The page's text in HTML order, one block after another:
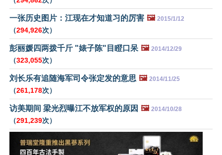
一张历史图片：江现在才知道习的厉害 🖼️ 2015/1/12
（294,926次）
彭丽媛四两拨千斤 "婊子陈"目瞪口呆 🖼️ 2014/12/29
（323,055次）
刘长乐有追随海军司令张定发的意思 🖼️ 2014/11/25
（261,178次）
访美期间 梁光烈曝江不放军权的原因 🖼️ 2014/10/28
（291,239次）